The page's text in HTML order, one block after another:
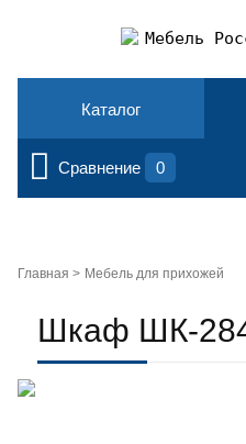
Мебель
Каталог
Сравнение 0
Главная > Мебель для прихожей
Шкаф ШК-